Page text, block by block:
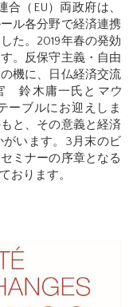
（EU）両政府は、
ル各分野で経済連携
た。2019年春の発効
。反保守主義・自由
機に、日仏経済交流
鈴木庸一氏と マウ
ーブルにお迎えしま
と、その意義と経済
います。3月末のビ
ミナーの序章となる
おります。